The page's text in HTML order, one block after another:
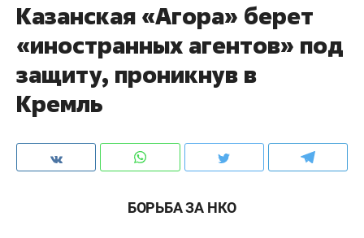
Казанская «Агора» берет
«иностранных агентов» под
защиту, проникнув в
Кремль
БОРЬБА ЗА НКО